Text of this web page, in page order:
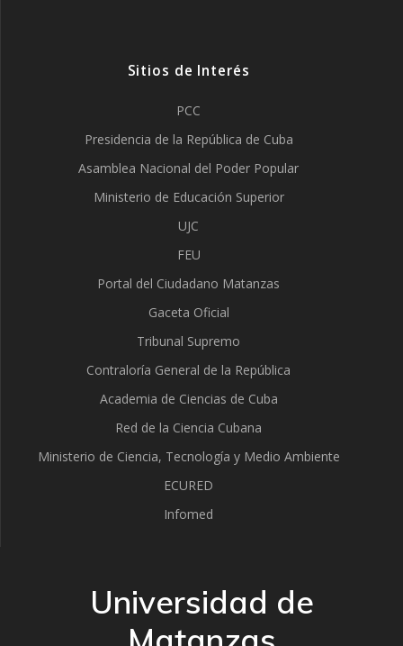
Sitios de Interés
PCC
Presidencia de la República de Cuba
Asamblea Nacional del Poder Popular
Ministerio de Educación Superior
UJC
FEU
Portal del Ciudadano Matanzas
Gaceta Oficial
Tribunal Supremo
Contraloría General de la República
Academia de Ciencias de Cuba
Red de la Ciencia Cubana
Ministerio de Ciencia, Tecnología y Medio Ambiente
ECURED
Infomed
Universidad de